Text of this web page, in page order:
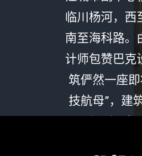
临川杨河，西
南至海科路。
计师包赞巴克
筑俨然一座
技航母”，建